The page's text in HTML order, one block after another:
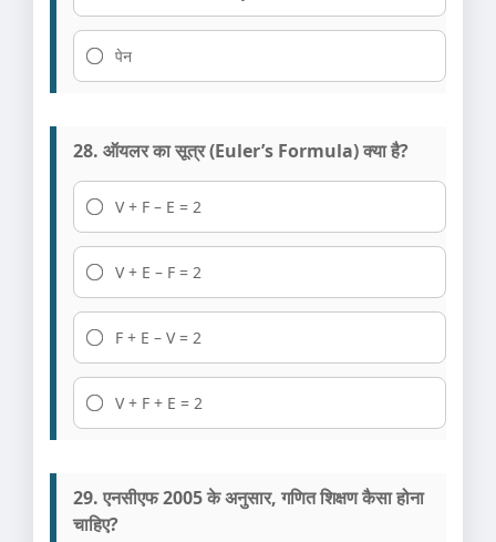
पेन
28. ऑयलर का सूत्र (Euler’s Formula) क्या है?
V + F – E = 2
V + E – F = 2
F + E – V = 2
V + F + E = 2
29. एनसीएफ 2005 के अनुसार, गणित शिक्षण कैसा होना
चाहिए?